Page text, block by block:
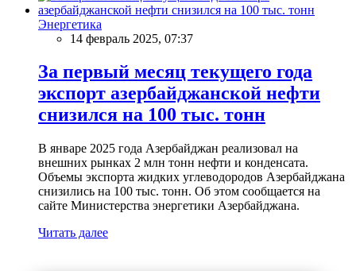
Энергетика
14 февраль 2025, 07:37
За первый месяц текущего года
экспорт азербайджанской нефти
снизился на 100 тыс. тонн
В январе 2025 года Азербайджан реализовал на
внешних рынках 2 млн тонн нефти и конденсата.
Объемы экспорта жидких углеводородов Азербайджана
снизились на 100 тыс. тонн. Об этом сообщается на
сайте Министерства энергетики Азербайджана.
Читать далее